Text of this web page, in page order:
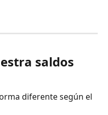
saldos
diferente según el